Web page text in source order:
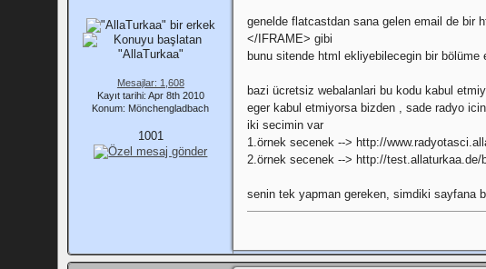
Mesajlar: 1,608
Kayıt tarihi: Apr 8th 2010
Konum: Mönchengladbach
1001
genelde flatcastdan sana gelen email de bir
</IFRAME> gibi
bunu sitende html ekliyebilecegin bir bölüme
bazi ücretsiz webalanlari bu kodu kabul
eger kabul etmiyorsa bizden , sade radyo
iki secimin var
1.örnek secenek --> http://
2.örnek secenek --> http://test.allaturkaa.de/
senin tek yapman gereken, simdiki sayfana